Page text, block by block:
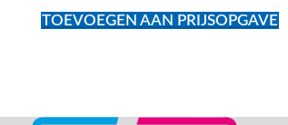
TOEVOEGEN AAN PRIJSOPGAVE